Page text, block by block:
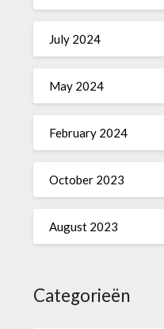
July 2024
May 2024
February 2024
October 2023
August 2023
Categorieën